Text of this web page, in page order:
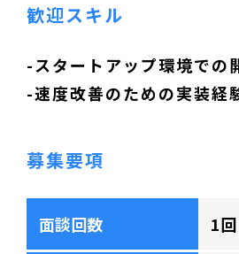
歓迎スキル
-スタートアップ環境での
-速度改善のための実装経
募集要項
面談回数 1回